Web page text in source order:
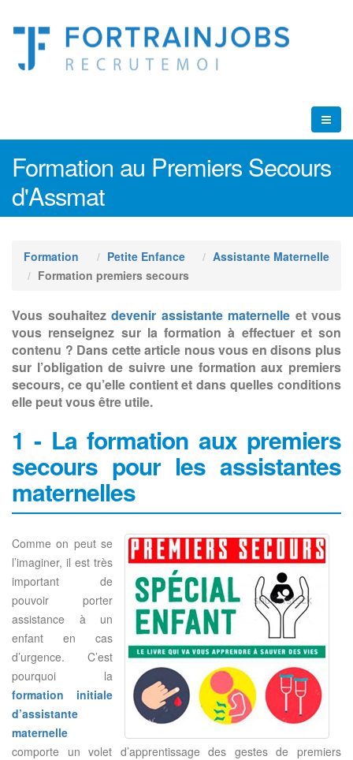
Formation au Premiers Secours
d'Assmat
Formation Petite Enfance
Assistante Maternelle
Formation premiers secours
Vous souhaitez devenir assistante maternelle et vous
vous renseignez sur la formation à effectuer et son
contenu ? Dans cette article nous vous en disons plus
sur l’obligation de suivre une formation aux premiers
secours, ce qu’elle contient et dans quelles conditions
elle peut vous être utile.
1 - La formation aux premiers
secours pour les assistantes
maternelles
Comme on peut se
l’imaginer, il est très
important de
pouvoir porter
assistance à un
enfant en cas
d’urgence. C’est
pourquoi la
formation initiale
d’assistante
maternelle
comporte un volet d’apprentissage des gestes de premiers